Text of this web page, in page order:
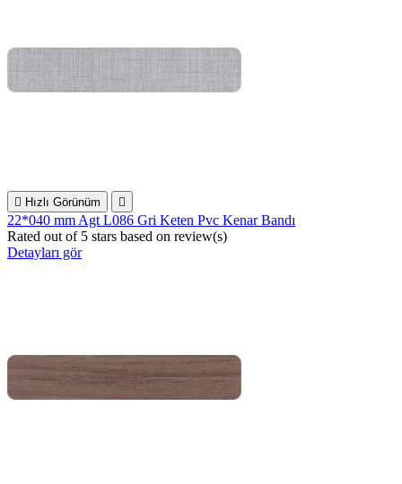
 Hızlı Görünüm 
22*040 mm Agt L086 Gri Keten Pvc Kenar Bandı
Rated out of 5 stars based on review(s)
Detayları gör